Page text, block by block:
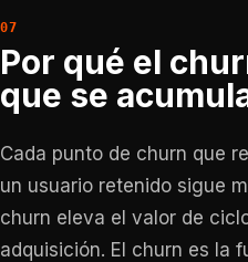
Por qué el
que se
Cada punto de churn que
un usuario retenido sigue
churn eleva el valor de
adquisición. El churn es la